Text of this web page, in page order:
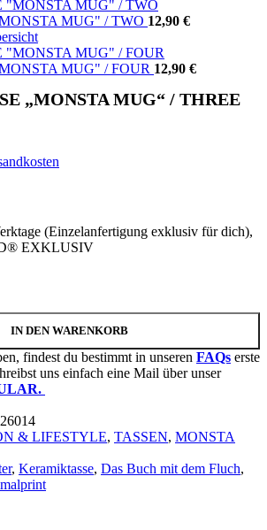
MUG" / TWO 12,90 €
MUG" / FOUR 12,90 €
„MONSTA MUG“ / THREE
(Einzelanfertigung exklusiv für dich),
EXKLUSIV
MUG" / THREE Menge
IN DEN WARENKORB
findest du bestimmt in unseren FAQs erste
uns einfach eine Mail über unser
& LIFESTYLE, TASSEN, MONSTA
, Keramiktasse, Das Buch mit dem Fluch,